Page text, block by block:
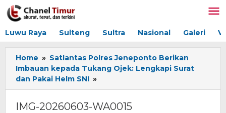
Lewati
ke
Luwu Raya Sulteng Sultra Nasional Galeri
Home » Satlantas Polres Jeneponto Berikan
Imbauan kepada Tukang Ojek: Lengkapi Surat
dan Pakai Helm SNI »
20260603-
IMG-20260603-WA0015